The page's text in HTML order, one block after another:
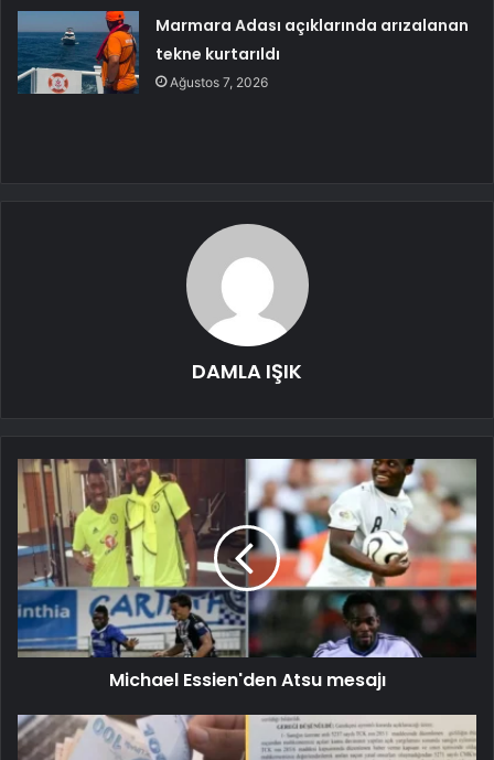
Marmara Adası açıklarında arızalanan
tekne kurtarıldı
Ağustos 7, 2026
DAMLA IŞIK
Michael Essien'den Atsu mesajı